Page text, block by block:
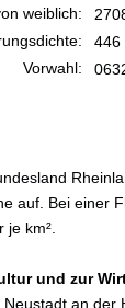
weiblich:
446
Vorwahl:
auf. Bei einer
km².
und zur
an